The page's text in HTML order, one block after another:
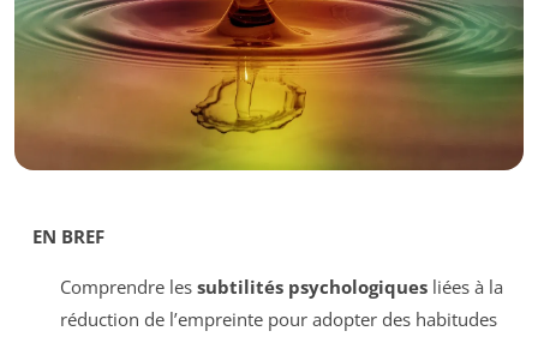
EN BREF
Comprendre les subtilités psychologiquesliées à la
réduction de l’empreinte pour adopter des habitudes